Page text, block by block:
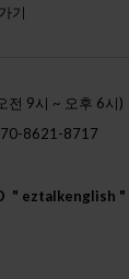
기
전 9시 ~ 오후 6시)
8621-8717
" eztalkenglish "